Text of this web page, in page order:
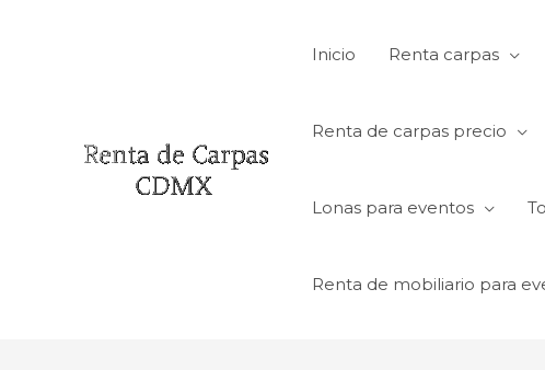
Inicio Renta carpas
Renta de carpas precio
Lonas para eventos
Renta de mobiliario para